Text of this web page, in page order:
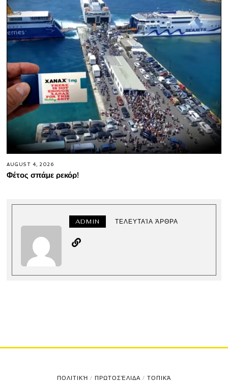
AUGUST 4, 2026
Φέτος σπάμε ρεκόρ!
ADMIN ΤΕΛΕΥΤΑΊΑ ΆΡΘΡΑ
ΠΟΛΙΤΙΚΉ / ΠΡΩΤΟΣΈΛΙΔΑ / ΤΟΠΙΚΆ